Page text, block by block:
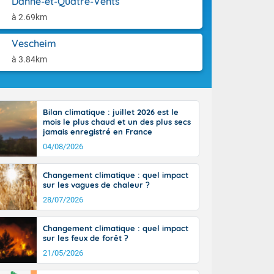
à 2.69km
Vescheim
à 3.84km
ensoleillée,
une
le vent
tramontane
elles
et
sur le
Alpes à
terres et 20
Bilan climatique : juillet 2026 est le
mois le plus chaud et un des plus secs
jamais enregistré en France
04/08/2026
Changement climatique : quel impact
sur les vagues de chaleur ?
28/07/2026
Changement climatique : quel impact
sur les feux de forêt ?
21/05/2026